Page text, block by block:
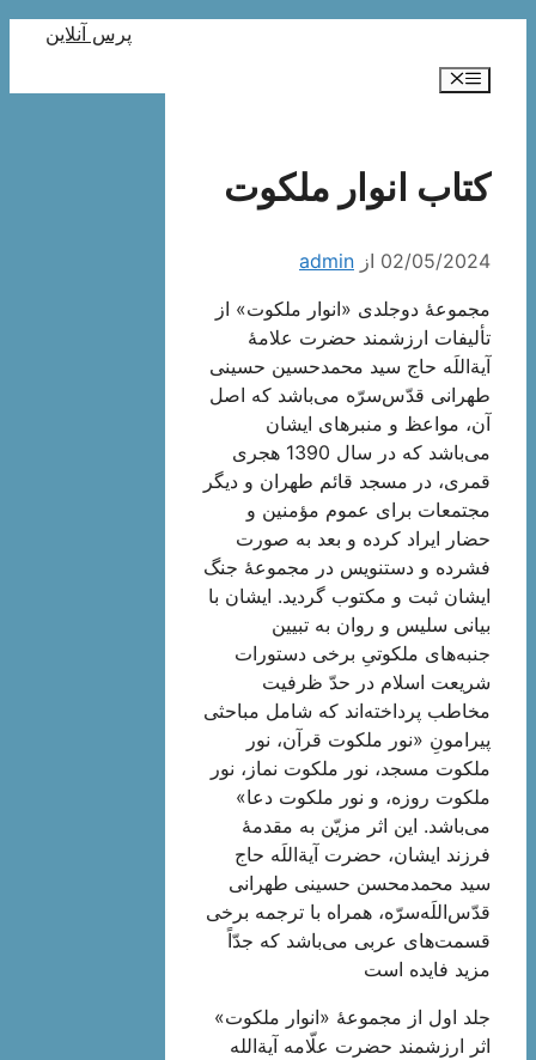
پرس آنلاین
فهرست
کتاب انوار ملکوت
02/05/2024 از admin
مجموعۀ دو‌جلدی «انوار‌ ملکوت» از
تألیفات ارزشمند حضرت علامۀ
آیة‌اللَه‌ حاج سید محمد‌حسین حسینی
طهرانی قدّس‌سرّه می‌باشد که اصل
آن، مواعظ و منبرهای ایشان
می‌باشد که در سال 1390 هجری
قمری، در مسجد قائم طهران و دیگر
مجتمعات برای عموم مؤمنین و
حضار ایراد کرده‌ و بعد به صورت
فشرده و دستنویس در مجموعۀ جنگ
ایشان ثبت و مکتوب گردید. ایشان با
بیانی سلیس و روان به تبیین
جنبه‌های ملکوتیِ برخی دستورات
شریعت اسلام در حدّ ظرفیت
مخاطب پرداخته‌اند که شامل مباحثی
پیرامونِ «نور ملکوت قرآن، نور
ملکوت مسجد، نور ملکوت نماز، نور
ملکوت روزه، و نور ملکوت دعا»
می‌باشد. این اثر مزیّن به مقدمۀ
فرزند ایشان، حضرت آیة‌اللَه حاج
سید محمدمحسن حسینی طهرانی
قدّس‌اللَه‌سرّه، همراه با ترجمه برخی
قسمت‌های عربی می‌باشد که جدّاً
مزید فایده است
جلد اول از مجموعۀ «انوار ملکوت»
اثر ارزشمند حضرت علّامه آیة‌الله‌